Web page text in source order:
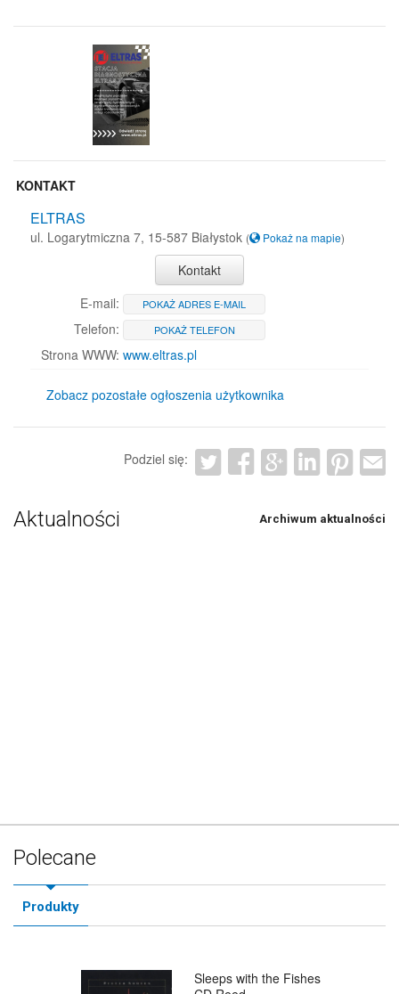
KONTAKT
ELTRAS
ul. Logarytmiczna 7, 15-587 Białystok ( Pokaż na mapie)
Kontakt
E-mail:
POKAŻ ADRES E-MAIL
Telefon: POKAŻ TELEFON
Strona WWW: www.eltras.pl
Zobacz pozostałe ogłoszenia użytkownika
Podziel się:
Aktualności Archiwum aktualności
Polecane
Produkty
Sleeps with the Fishes